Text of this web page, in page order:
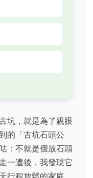
坑，就是為了親眼
的「古坑石頭公
：不就是個放石頭
一遭後，我發現它
行程放鬆的家庭，